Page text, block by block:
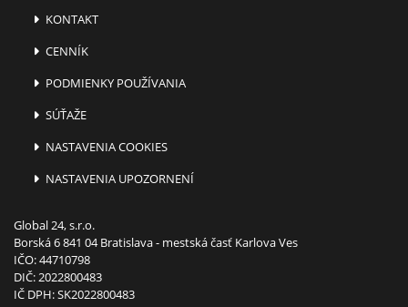
KONTAKT
CENNÍK
PODMIENKY POUŽÍVANIA
SÚŤAŽE
NASTAVENIA COOKIES
NASTAVENIA UPOZORNENÍ
Global 24, s.r.o.
Borská 6 841 04 Bratislava - mestská časť Karlova Ves
IČO: 44710798
DIČ: 2022800483
IČ DPH: SK2022800483